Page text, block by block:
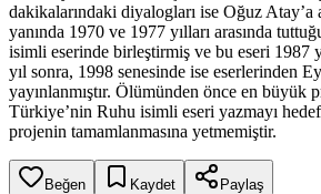
dakikalarındaki diyalogları ise Oğuz Atay’a
yanında 1970 ve 1977 yılları arasında
isimli eserinde birleştirmiş ve bu eseri 1987
yıl sonra, 1998 senesinde ise eserlerinden
yayınlanmıştır. Ölümünden önce en büyük
Türkiye’nin Ruhu isimli eseri yazmayı
projenin tamamlanmasına yetmemiştir.
Beğen Kaydet Paylaş